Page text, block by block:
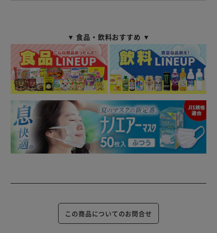
▼ 食品・飲料おすすめ ▼
この商品についてのお問合せ